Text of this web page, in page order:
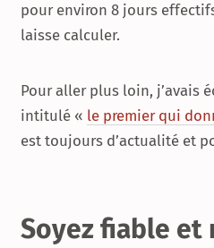
pour environ 8 jours
laisse calculer.
Pour aller plus loin, j’avais
intitulé « le premier qui
est toujours d’actualité et
Soyez fiable et